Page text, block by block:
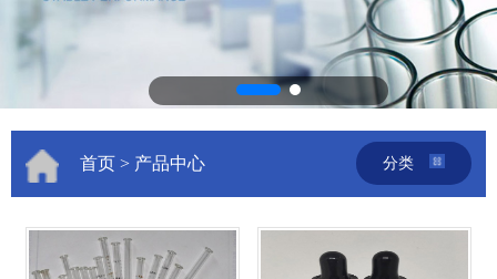
首页> 产品中心 分类